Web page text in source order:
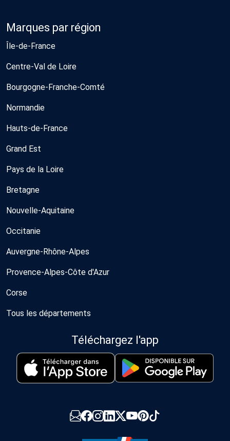
Marques par région
Île-de-France
Centre-Val de Loire
Bourgogne-Franche-Comté
Normandie
Hauts-de-France
Grand Est
Pays de la Loire
Bretagne
Nouvelle-Aquitaine
Occitanie
Auvergne-Rhône-Alpes
Provence-Alpes-Côte d'Azur
Corse
Tous les départements
Téléchargez l'app